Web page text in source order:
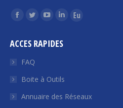
Trouvez nous sur :
La
Facebook
s'ouvre
une
nouvelle
La
Twitter
s'ouvre
une
nouvelle
La
YouTube
une
nouvelle
La
LinkedIn
une
nouvelle
La
nouvelle
ACCES RAPIDES
FAQ
Boite à Outils
Annuaire des Réseaux